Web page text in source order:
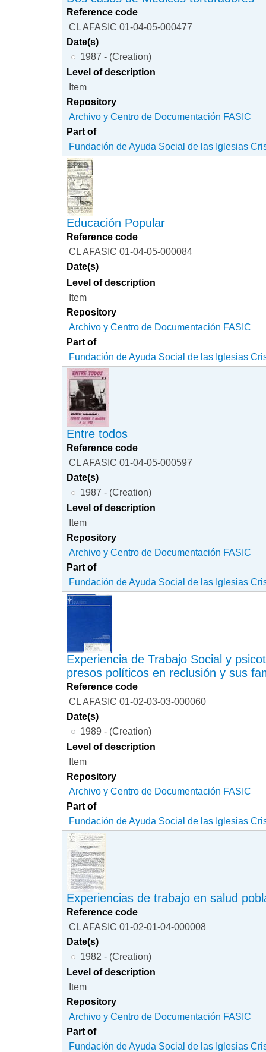
Reference code
CL AFASIC 01-04-05-000477
Date(s)
1987 - (Creation)
Level of description
Item
Repository
Archivo y Centro de Documentación FASIC
Part of
Fundación de Ayuda Social de las Iglesias
Educación Popular
Reference code
CL AFASIC 01-04-05-000084
Date(s)
Level of description
Item
Repository
Archivo y Centro de Documentación FASIC
Part of
Fundación de Ayuda Social de las Iglesias
Entre todos
Reference code
CL AFASIC 01-04-05-000597
Date(s)
1987 - (Creation)
Level of description
Item
Repository
Archivo y Centro de Documentación FASIC
Part of
Fundación de Ayuda Social de las Iglesias
Experiencia de Trabajo Social y
presos políticos en reclusión y sus
Reference code
CL AFASIC 01-02-03-03-000060
Date(s)
1989 - (Creation)
Level of description
Item
Repository
Archivo y Centro de Documentación FASIC
Part of
Fundación de Ayuda Social de las Iglesias
Experiencias de trabajo en salud
Reference code
CL AFASIC 01-02-01-04-000008
Date(s)
1982 - (Creation)
Level of description
Item
Repository
Archivo y Centro de Documentación FASIC
Part of
Fundación de Ayuda Social de las Iglesias